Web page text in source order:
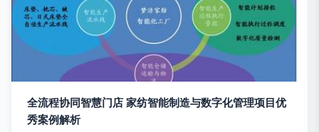
全流程协同智慧门店 家纺智能制造与数字化管理项目优
秀案例解析